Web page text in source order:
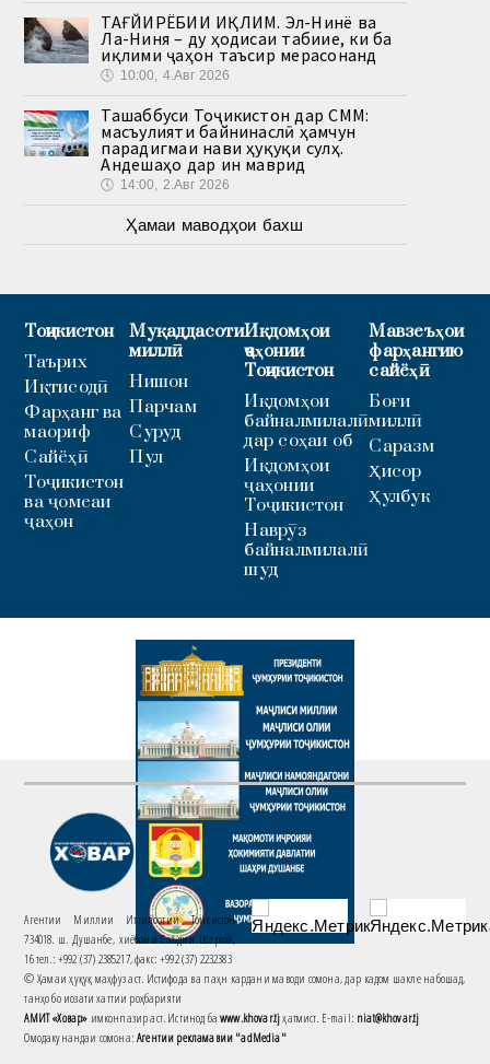
ТАҒЙИРЁБИИ ИҚЛИМ. Эл-Нинё ва
Ла-Ниня – ду ҳодисаи табиие, ки ба
иқлими ҷаҳон таъсир мерасонанд
🕔 10:00, 4.Авг 2026
Ташаббуси Тоҷикистон дар СММ:
масъулияти байнинаслӣ ҳамчун
парадигмаи нави ҳуқуқи сулҳ.
Андешаҳо дар ин маврид
🕔 14:00, 2.Авг 2026
Ҳамаи маводҳои бахш
Тоҷикистон
Таърих
Иқтисодӣ
Фарҳанг ва
маориф
Сайёҳӣ
Тоҷикистон
ва ҷомеаи
ҷаҳон
Муқаддасоти
миллӣ
Нишон
Парчам
Суруд
Пул
Иқдомҳои
ҷаҳонии
Тоҷикистон
Иқдомҳои
байналмилалӣ
дар соҳаи об
Иқдомҳои
ҷаҳонии
Тоҷикистон
Наврӯз
байналмилалӣ
шуд
Мавзеъҳои
фарҳангию
сайёҳӣ
Боғи
миллӣ
Саразм
Ҳисор
Ҳулбук
Агентии Миллии Иттилоотии Тоҷикистон
734018. ш. Душанбе, хиёбони Саъдии Шерозӣ,
16 тел.: +992 (37) 2385217, факс: +992 (37) 2232383
© Ҳамаи ҳуқуқ маҳфуз аст. Истифода ва паҳн кардани маводи сомона, дар кадом шакле набошад,
танҳо бо иҷозати хаттии роҳбарияти
АМИТ «Ховар» имконпазир аст. Истинод баwww.khovar.tjҳатмист. E-mail: niat@khovar.tj
Омодакунандаи сомона:Агентии рекламавии "adMedia"